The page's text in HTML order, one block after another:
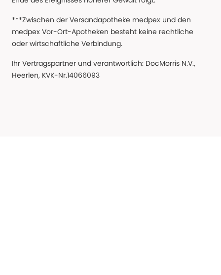
***Zwischen der Versandapotheke medpex und den
medpex Vor-Ort-Apotheken besteht keine rechtliche
oder wirtschaftliche Verbindung.
Ihr Vertragspartner und verantwortlich: DocMorris N.V.,
Heerlen, KVK-Nr.14066093